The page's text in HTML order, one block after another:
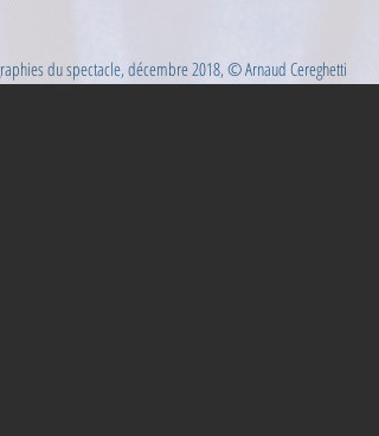
du spectacle, décembre 2018, © Arnaud Cereghetti